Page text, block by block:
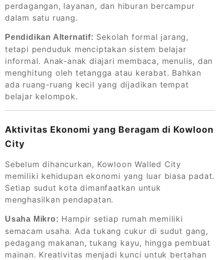
perdagangan, layanan, dan hiburan bercampur
dalam satu ruang.
Pendidikan Alternatif: Sekolah formal jarang,
tetapi penduduk menciptakan sistem belajar
informal. Anak-anak diajari membaca, menulis, dan
menghitung oleh tetangga atau kerabat. Bahkan
ada ruang-ruang kecil yang dijadikan tempat
belajar kelompok.
Aktivitas Ekonomi yang Beragam di Kowloon
City
Sebelum dihancurkan, Kowloon Walled City
memiliki kehidupan ekonomi yang luar biasa padat.
Setiap sudut kota dimanfaatkan untuk
menghasilkan pendapatan.
Usaha Mikro: Hampir setiap rumah memiliki
semacam usaha. Ada tukang cukur di sudut gang,
pedagang makanan, tukang kayu, hingga pembuat
mainan. Kreativitas menjadi kunci untuk bertahan